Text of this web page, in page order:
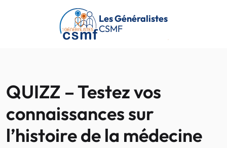
Passer au contenu principal
Les Généralistes
CSMF
QUIZZ – Testez vos
connaissances sur
l’histoire de la médecine